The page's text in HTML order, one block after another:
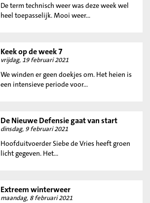
De term technisch weer was deze week wel
heel toepasselijk. Mooi weer...
Keek op de week 7
vrijdag, 19 februari 2021
We winden er geen doekjes om. Het heien is
een intensieve periode voor...
De Nieuwe Defensie gaat van start
dinsdag, 9 februari 2021
Hoofduitvoerder Siebe de Vries heeft groen
licht gegeven. Het...
Extreem winterweer
maandag, 8 februari 2021